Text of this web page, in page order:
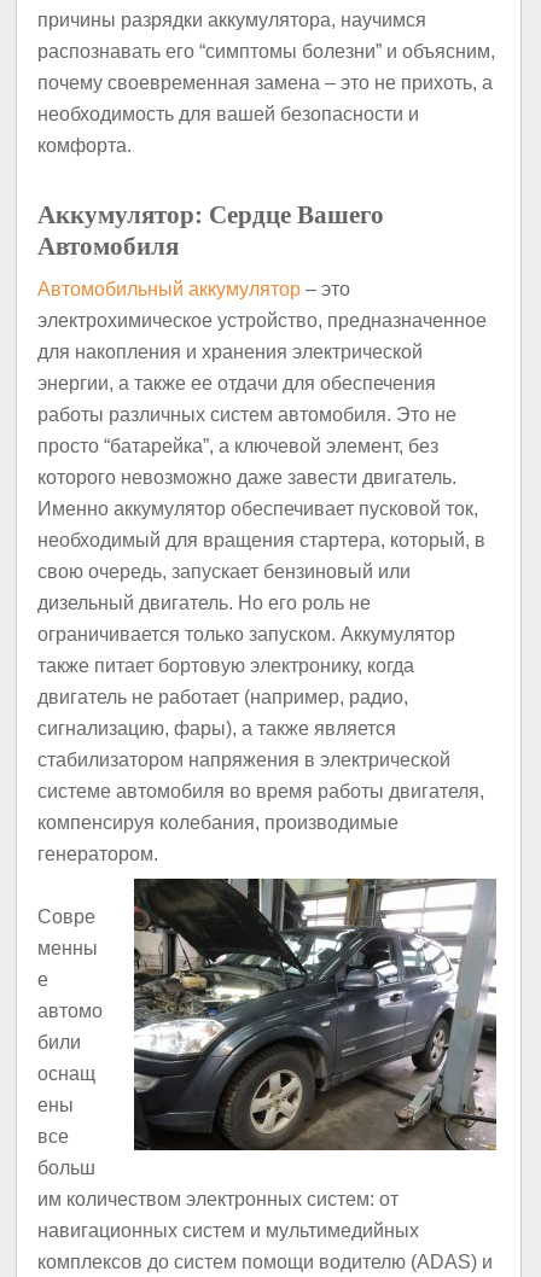
причины разрядки аккумулятора, научимся
распознавать его “симптомы болезни” и объясним,
почему своевременная замена – это не прихоть, а
необходимость для вашей безопасности и
комфорта.
Аккумулятор: Сердце Вашего
Автомобиля
Автомобильный аккумулятор – это
электрохимическое устройство, предназначенное
для накопления и хранения электрической
энергии, а также ее отдачи для обеспечения
работы различных систем автомобиля. Это не
просто “батарейка”, а ключевой элемент, без
которого невозможно даже завести двигатель.
Именно аккумулятор обеспечивает пусковой ток,
необходимый для вращения стартера, который, в
свою очередь, запускает бензиновый или
дизельный двигатель. Но его роль не
ограничивается только запуском. Аккумулятор
также питает бортовую электронику, когда
двигатель не работает (например, радио,
сигнализацию, фары), а также является
стабилизатором напряжения в электрической
системе автомобиля во время работы двигателя,
компенсируя колебания, производимые
генератором.
Совре
менны
е
автомо
били
оснащ
ены
все
больш
им количеством электронных систем: от
навигационных систем и мультимедийных
комплексов до систем помощи водителю (ADAS) и